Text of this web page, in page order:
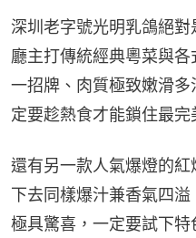
深圳老字號光明乳鴿絕
廳主打傳統經典粵菜與
一招牌、肉質極致嫩滑
定要趁熱食才能鎖住最完
還有另一款人氣爆燈的
下去同樣爆汁兼香氣四
極具驚喜，一定要試下